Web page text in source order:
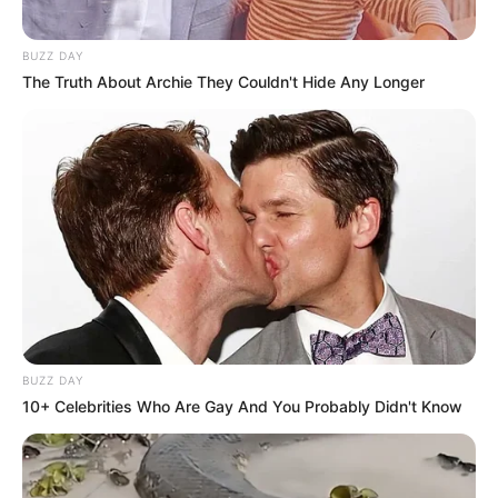
O jornalismo do JASB.com.br precisa de você para continuar
marcando ponto na vida das pessoas.
notícias em suas redes sociais!
BUZZ DAY
The Truth About Archie They Couldn't Hide Any Longer
BUZZ DAY
10+ Celebrities Who Are Gay And You Probably Didn't Know